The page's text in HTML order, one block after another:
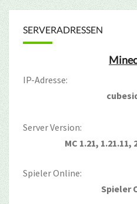
SERVERADRESSEN
IP-Adresse:
Server Version:
MC 1.21, 1.21.11,
Spieler Online:
Spieler